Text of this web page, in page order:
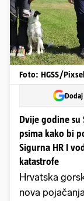
Foto: HGSS/
Dvije godine su
psima kako bi
Sigurna HR I
katastrofe
Hrvatska
nova